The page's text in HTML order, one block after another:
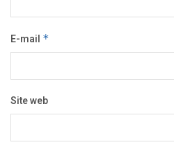
E-mail *
Site web